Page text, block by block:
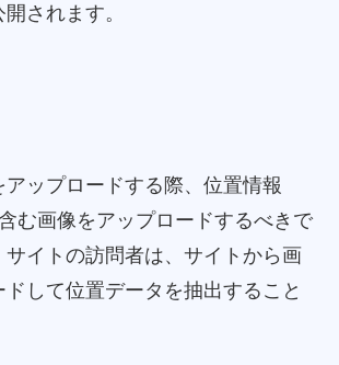
されます。
ップロードする際、位置情報
む画像をアップロードするべきで
サイトの訪問者は、サイトから画
して位置データを抽出すること